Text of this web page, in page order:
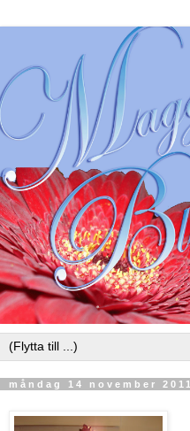
måndag 14 november 2011